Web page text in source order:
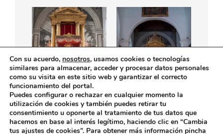
Con su acuerdo, nosotros, usamos cookies o tecnologías
similares para almacenar, acceder y procesar datos personales
como su visita en este sitio web y garantizar el correcto
funcionamiento del portal.
Puedes configurar o rechazar en cualquier momento la
utilización de cookies y también puedes retirar tu
consentimiento u oponerte al tratamiento de tus datos que
hacemos en base al interés legítimo, haciendo clic en “Cambia
tus ajustes de cookies”. Para obtener más información pincha